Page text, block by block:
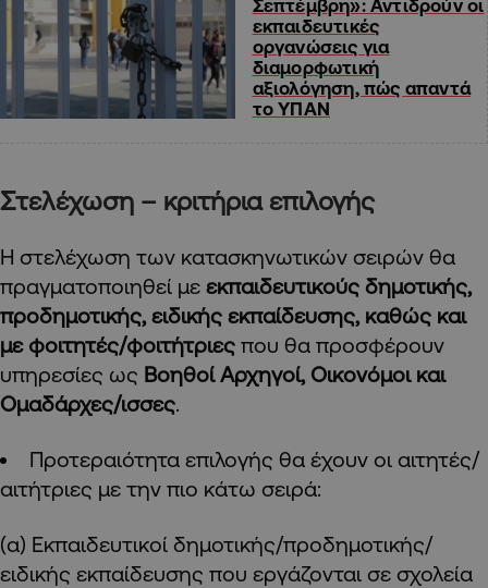
Σεπτέμβρη»: Αντιδρούν οι
εκπαιδευτικές
οργανώσεις για
διαμορφωτική
αξιολόγηση, πώς απαντά
το ΥΠΑΝ
Στελέχωση – κριτήρια επιλογής
Η στελέχωση των κατασκηνωτικών σειρών θα
πραγματοποιηθεί με εκπαιδευτικούς δημοτικής,
προδημοτικής, ειδικής εκπαίδευσης, καθώς και
με φοιτητές/φοιτήτριες που θα προσφέρουν
υπηρεσίες ως Βοηθοί Αρχηγοί, Οικονόμοι και
Ομαδάρχες/ισσες
Προτεραιότητα επιλογής θα έχουν οι αιτητές/
αιτήτριες με την πιο κάτω σειρά:
(α) Εκπαιδευτικοί δημοτικής/προδημοτικής/
ειδικής εκπαίδευσης που εργάζονται σε σχολεία